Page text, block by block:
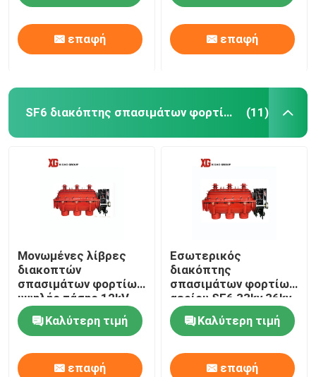
επαφή επαφή
SF6 διακόπτης σπασιμάτων φορτίων (11)
Μονωμένες λίβρες
διακοπτών
σπασιμάτων φορτίων
υψηλής τάσης 12kV
630A SF6 αέριο
Καλύτερη τιμή
επαφή
Εσωτερικός
διακόπτης
σπασιμάτων φορτίων
αερίου SF6 33kv 36kv
για τη δευτεροβάθμια
διανομήΚαλύτερη τιμή
επαφή